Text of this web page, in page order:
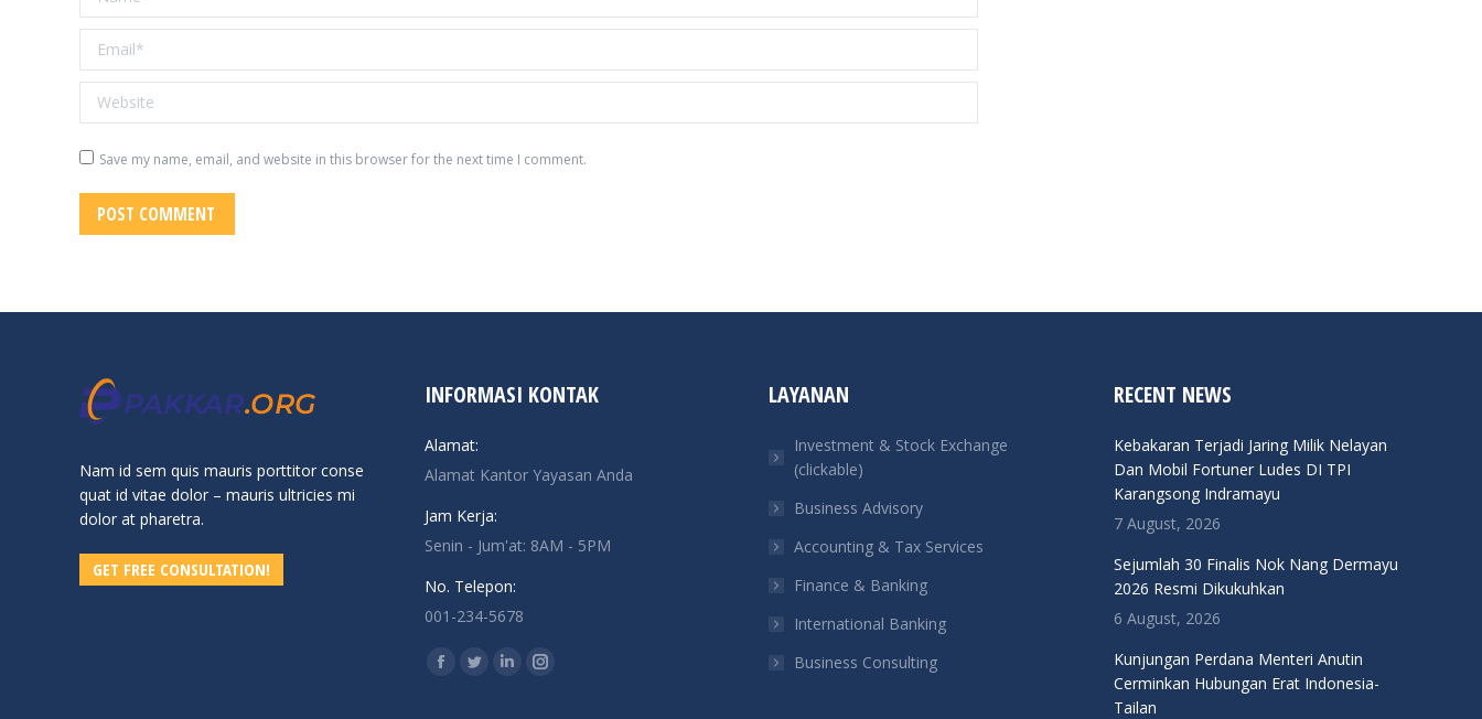
Email *
Website
Save my name, email, and website in this browser for the next time I comment.
POST COMMENT
Nam id sem quis mauris porttitor conse
quat id vitae dolor – mauris ultricies mi
dolor at pharetra.
GET FREE CONSULTATION!
INFORMASI KONTAK
Alamat:
Alamat Kantor Yayasan Anda
Jam Kerja:
Senin - Jum'at: 8AM - 5PM
No. Telepon:
001-234-5678
Find us on:
Facebook
TwitterLinkedinInstagram
LAYANAN
Investment & Stock Exchange
(clickable)
Business Advisory
Accounting & Tax Services
Finance & Banking
International Banking
Business Consulting
RECENT NEWS
Kebakaran Terjadi Jaring Milik Nelayan
Dan Mobil Fortuner Ludes DI TPI
Karangsong Indramayu
7 August, 2026
Sejumlah 30 Finalis Nok Nang Dermayu
2026 Resmi Dikukuhkan
6 August, 2026
Kunjungan Perdana Menteri Anutin
Cerminkan Hubungan Erat Indonesia-
Tailan